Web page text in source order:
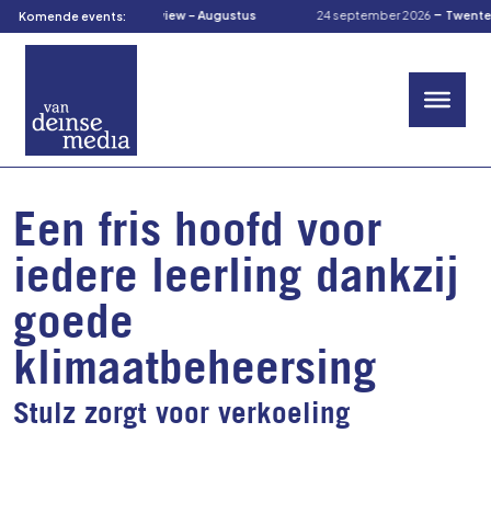
Komende events:
2026-TOM’s Preview – Augustus 24 september 2026-
Een fris hoofd voor
iedere leerling dankzij
goede
klimaatbeheersing
Stulz zorgt voor verkoeling